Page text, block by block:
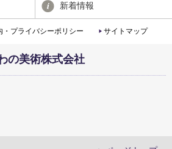
新着情報
・プライバシーポリシー サイトマップ
の美術株式会社